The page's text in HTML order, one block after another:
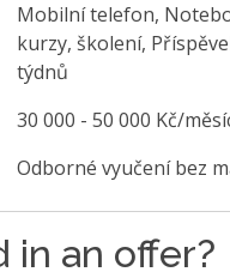
Mobilní telefon,
kurzy, školení,
týdnů
30 000 - 50 000 Kč/
Odborné vyučení bez
in an offer?